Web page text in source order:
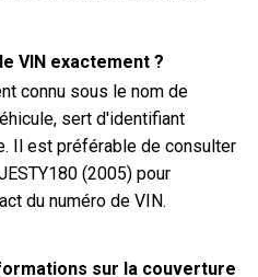
VIN exactement ?
connu sous le nom de
sert d'identifiant
Il est préférable de consulter
(2005) pour
du numéro de VIN.
sur la couverture